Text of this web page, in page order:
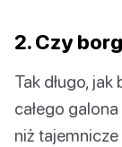
2. Czy
Tak długo,
całego
niż tajemnicze